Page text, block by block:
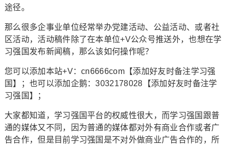
途径。
那么很多企事业单位经常举办党建活动、公益活动、或者社
区活动，活动稿件除了在本单位+V公众号推送外，也想在学
习强国发布新闻稿，那么该如何操作呢？
您可以添加本站+V：cn6666com【添加好友时备注学习强
国】；也可以添加企鹅：3032178028【添加好友时备注学
习强国】；
大家都知道，学习强国平台的权威性很大，而学习强国跟普
通的媒体又不同，因为普通的媒体都对外有商业合作或者广
告合作，但是目前学习强国是不对外做商业广告合作的，所